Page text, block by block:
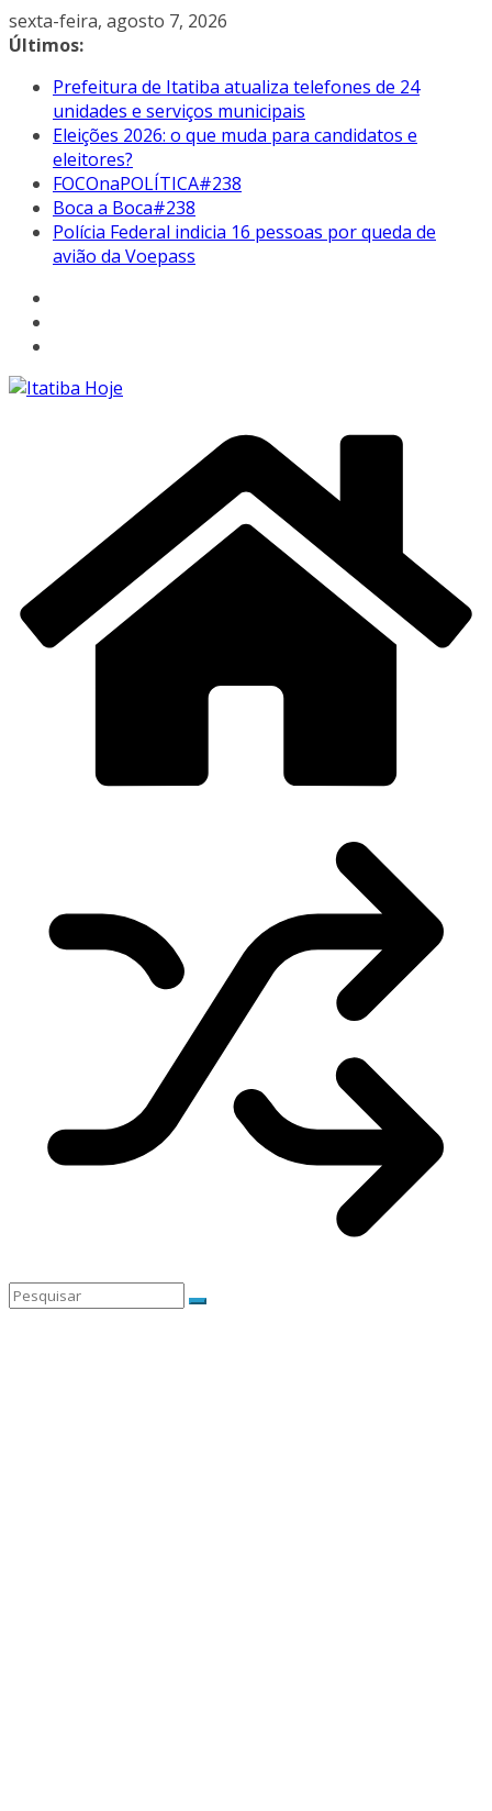
Pular
para
conteúdo
sexta-feira, agosto 7, 2026
Últimos:
Prefeitura de Itatiba atualiza telefones de 24
unidades e serviços municipais
Eleições 2026: o que muda para candidatos e
eleitores?
FOCOnaPOLÍTICA#238
Boca a Boca#238
Polícia Federal indicia 16 pessoas por queda de
avião da Voepass